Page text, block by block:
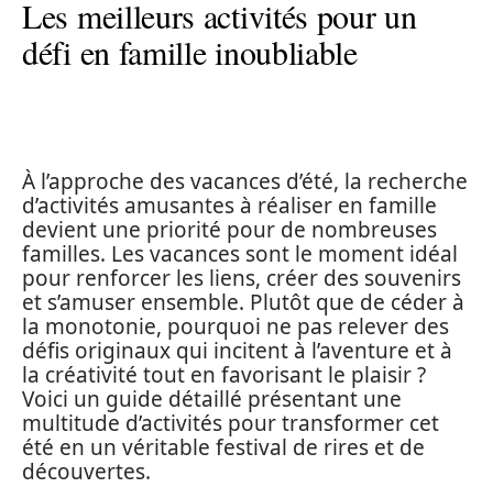
Les meilleurs activités pour un
défi en famille inoubliable
À l’approche des vacances d’été, la recherche
d’activités amusantes à réaliser en famille
devient une priorité pour de nombreuses
familles. Les vacances sont le moment idéal
pour renforcer les liens, créer des souvenirs
et s’amuser ensemble. Plutôt que de céder à
la monotonie, pourquoi ne pas relever des
défis originaux qui incitent à l’aventure et à
la créativité tout en favorisant le plaisir ?
Voici un guide détaillé présentant une
multitude d’activités pour transformer cet
été en un véritable festival de rires et de
découvertes.